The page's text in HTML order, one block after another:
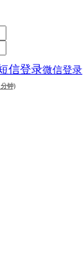
信登录微信登录
钟)